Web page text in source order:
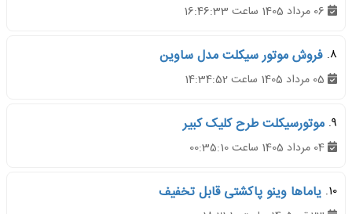
8. فروش موتور سیکلت مدل ساوین
9. موتورسیکلت طرح کلیک کبیر
04 مرداد 1405 ساعت 00:35:10
10. یاماها وینو پاکشتی قابل تخفیف